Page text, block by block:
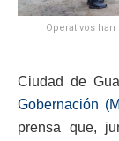
Operativos
Ciudad de
Gobernación
prensa que,